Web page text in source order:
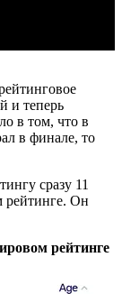
и теперь
в том, что в
в финале, то
сразу 11
рейтинге. Он
рейтинге